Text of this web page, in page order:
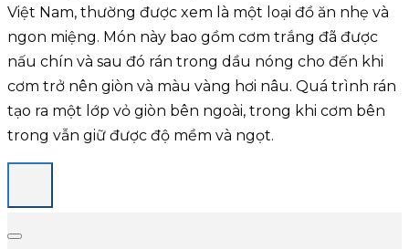
Việt Nam, thường được xem là một loại đồ ăn nhẹ và
ngon miệng. Món này bao gồm cơm trắng đã được
nấu chín và sau đó rán trong dầu nóng cho đến khi
cơm trở nên giòn và màu vàng hơi nâu. Quá trình rán
tạo ra một lớp vỏ giòn bên ngoài, trong khi cơm bên
trong vẫn giữ được độ mềm và ngọt.